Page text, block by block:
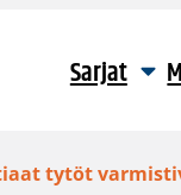
Sarjat
tytöt